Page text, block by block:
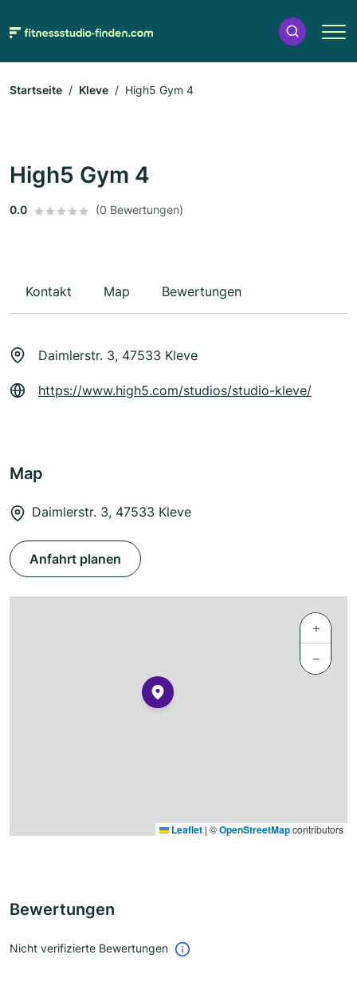
Startseite Kleve High5 Gym 4
High5 Gym 4
0.0 (0 Bewertungen)
Kontakt Map Bewertungen
Daimlerstr. 3, 47533 Kleve
https://www.high5.com/studios/studio-kleve/
Map
Daimlerstr. 3, 47533 Kleve
Anfahrt planen
+
−
Leaflet | ©OpenStreetMapcontributors
Bewertungen
Nicht verifizierte Bewertungen